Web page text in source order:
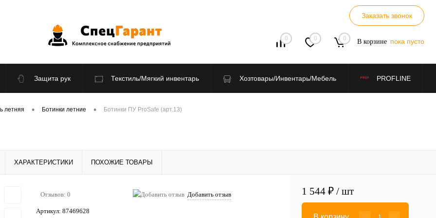
Заказать звонок
0 0 0 В корзине пока пусто
Защита рук Текстиль/Мягкий инвентарь Хозтовары/Инвентарь/Мебель PROFLINE
По отраслям Распродажа
летняя • Ботинки летние • Ботинки ПУ ProSafe (арт.13)
ХАРАКТЕРИСТИКИ ПОХОЖИЕ ТОВАРЫ
Отзывов: 0 Добавить отзыв
Артикул: 87469628
1 544 ₽ / шт